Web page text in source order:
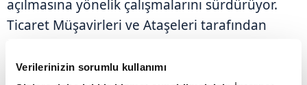
Verilerinizin sorumlu kullanımı
açılmasına yönelik çalışmalarını sürdürüyor.
Ticaret Müşavirleri ve Ataşeleri tarafından
pazar araştırması , iş dünyasının kullanımına